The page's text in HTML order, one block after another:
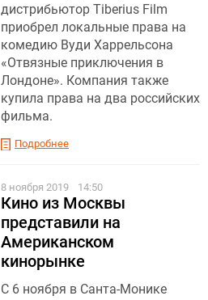
дистрибьютор Tiberius Film
приобрел локальные права на
комедию Вуди Харрельсона
«Отвязные приключения в
Лондоне». Компания также
купила права на два российских
фильма.
Подробнее
8 ноября 2019 14:50
Кино из Москвы
представили на
Американском
кинорынке
С 6 ноября в Санта-Монике